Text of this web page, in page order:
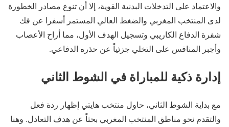
والاعتماد على التدخلات البدنية القوية، إلا أن تنوع مصادر الخطورة
لدى المنتخب المغربي والضغط العالي المستمر أسفرا عن فك
شفرة الدفاع الكاريبي وتسجيل الهدف الأول، مما أراح الأعصاب
وأجبر المنافس على التخلي جزئياً عن حذره الدفاعي.
إدارة ذكية للمباراة في الشوط الثاني
مع بداية الشوط الثاني، حاول منتخب هايتي إظهار ردة فعل
والتقدم نحو مناطق المنتخب المغربي بحثاً عن هدف التعادل. وهنا